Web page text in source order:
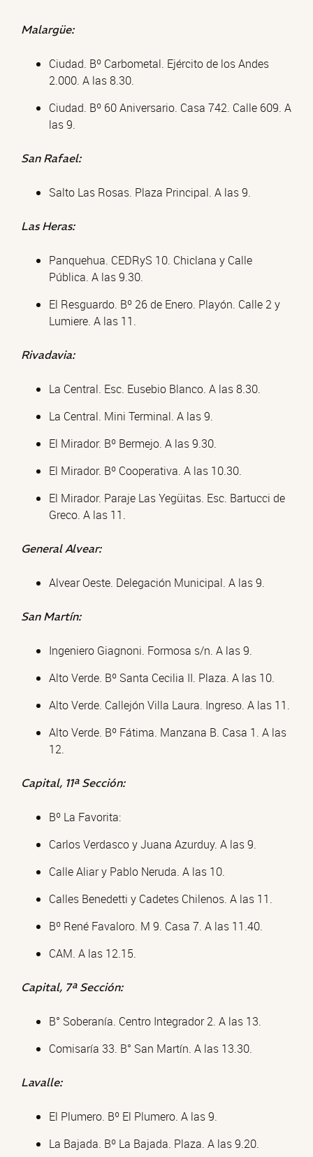
Malargüe:
Ciudad. Bº Carbometal. Ejército de los Andes
2.000. A las 8.30.
Ciudad. Bº 60 Aniversario. Casa 742. Calle 609. A
las 9.
San Rafael:
Salto Las Rosas. Plaza Principal. A las 9.
Las Heras:
Panquehua. CEDRyS 10. Chiclana y Calle
Pública. A las 9.30.
El Resguardo. Bº 26 de Enero. Playón. Calle 2 y
Lumiere. A las 11.
Rivadavia:
La Central. Esc. Eusebio Blanco. A las 8.30.
La Central. Mini Terminal. A las 9.
El Mirador. Bº Bermejo. A las 9.30.
El Mirador. Bº Cooperativa. A las 10.30.
El Mirador. Paraje Las Yegüitas. Esc. Bartucci de
Greco. A las 11.
General Alvear:
Alvear Oeste. Delegación Municipal. A las 9.
San Martín:
Ingeniero Giagnoni. Formosa s/n. A las 9.
Alto Verde. Bº Santa Cecilia II. Plaza. A las 10.
Alto Verde. Callejón Villa Laura. Ingreso. A las 11.
Alto Verde. Bº Fátima. Manzana B. Casa 1. A las
12.
Capital, 11ª Sección:
Bº La Favorita:
Carlos Verdasco y Juana Azurduy. A las 9.
Calle Aliar y Pablo Neruda. A las 10.
Calles Benedetti y Cadetes Chilenos. A las 11.
Bº René Favaloro. M 9. Casa 7. A las 11.40.
CAM. A las 12.15.
Capital, 7ª Sección:
B° Soberanía. Centro Integrador 2. A las 13.
Comisaría 33. B° San Martín. A las 13.30.
Lavalle:
El Plumero. Bº El Plumero. A las 9.
La Bajada. Bº La Bajada. Plaza. A las 9.20.